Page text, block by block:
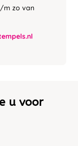
m zo van
u voor